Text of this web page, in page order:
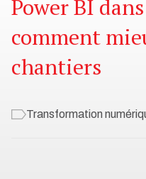
Power BI
comment
chantiers
Transformation